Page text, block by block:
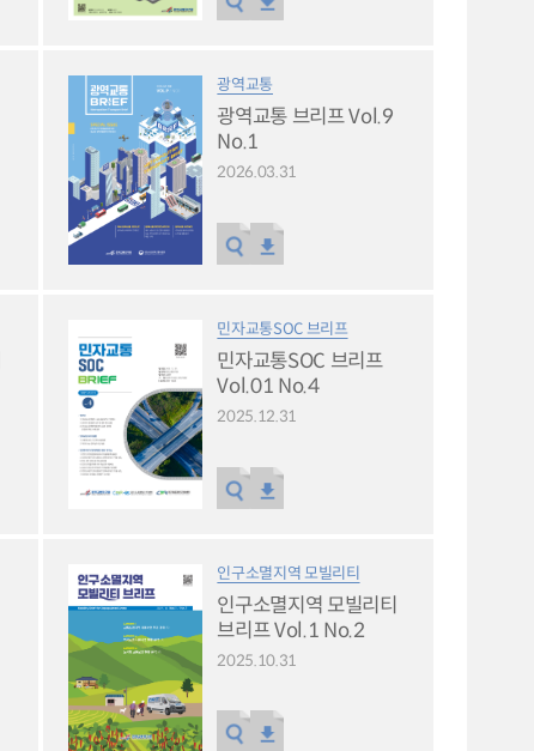
광역교통
광역교통 브리프 Vol.9
No.1
2026.03.31
민자교통SOC 브리프
민자교통SOC 브리프
Vol.01 No.4
2025.12.31
인구소멸지역 모빌리티
인구소멸지역 모빌리티
브리프 Vol.1 No.2
2025.10.31